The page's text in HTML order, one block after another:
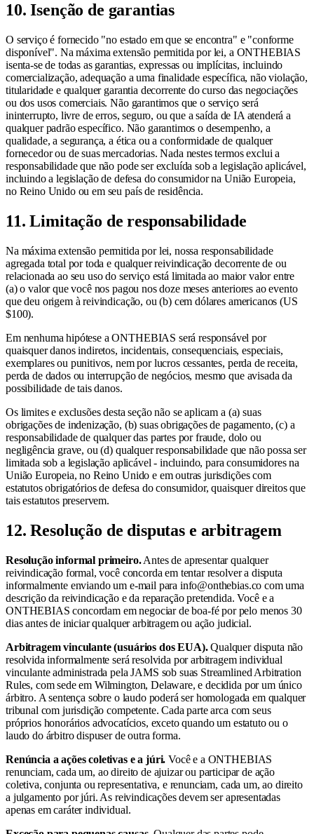
10. Isenção de garantias
O serviço é fornecido "no estado em que se encontra" e "conforme
disponível". Na máxima extensão permitida por lei, a ONTHEBIAS
isenta-se de todas as garantias, expressas ou implícitas, incluindo
comercialização, adequação a uma finalidade específica, não violação,
titularidade e qualquer garantia decorrente do curso das negociações
ou dos usos comerciais. Não garantimos que o serviço será
ininterrupto, livre de erros, seguro, ou que a saída de IA atenderá a
qualquer padrão específico. Não garantimos o desempenho, a
qualidade, a segurança, a ética ou a conformidade de qualquer
fornecedor ou de suas mercadorias. Nada nestes termos exclui a
responsabilidade que não pode ser excluída sob a legislação aplicável,
incluindo a legislação de defesa do consumidor na União Europeia,
no Reino Unido ou em seu país de residência.
11. Limitação de responsabilidade
Na máxima extensão permitida por lei, nossa responsabilidade
agregada total por toda e qualquer reivindicação decorrente de ou
relacionada ao seu uso do serviço está limitada ao maior valor entre
(a) o valor que você nos pagou nos doze meses anteriores ao evento
que deu origem à reivindicação, ou (b) cem dólares americanos (US
$100).
Em nenhuma hipótese a ONTHEBIAS será responsável por
quaisquer danos indiretos, incidentais, consequenciais, especiais,
exemplares ou punitivos, nem por lucros cessantes, perda de receita,
perda de dados ou interrupção de negócios, mesmo que avisada da
possibilidade de tais danos.
Os limites e exclusões desta seção não se aplicam a (a) suas
obrigações de indenização, (b) suas obrigações de pagamento, (c) a
responsabilidade de qualquer das partes por fraude, dolo ou
negligência grave, ou (d) qualquer responsabilidade que não possa ser
limitada sob a legislação aplicável - incluindo, para consumidores na
União Europeia, no Reino Unido e em outras jurisdições com
estatutos obrigatórios de defesa do consumidor, quaisquer direitos que
tais estatutos preservem.
12. Resolução de disputas e arbitragem
Resolução informal primeiro.Antes de apresentar qualquer
reivindicação formal, você concorda em tentar resolver a disputa
informalmente enviando um e-mail para info@onthebias.co com uma
descrição da reivindicação e da reparação pretendida. Você e a
ONTHEBIAS concordam em negociar de boa-fé por pelo menos 30
dias antes de iniciar qualquer arbitragem ou ação judicial.
Arbitragem vinculante (usuários dos EUA).Qualquer disputa não
resolvida informalmente será resolvida por arbitragem individual
vinculante administrada pela JAMS sob suas Streamlined Arbitration
Rules, com sede em Wilmington, Delaware, e decidida por um único
árbitro. A sentença sobre o laudo poderá ser homologada em qualquer
tribunal com jurisdição competente. Cada parte arca com seus
próprios honorários advocatícios, exceto quando um estatuto ou o
laudo do árbitro dispuser de outra forma.
Renúncia a ações coletivas e a júri. Você e a ONTHEBIAS
renunciam, cada um, ao direito de ajuizar ou participar de ação
coletiva, conjunta ou representativa, e renunciam, cada um, ao direito
a julgamento por júri. As reivindicações devem ser apresentadas
apenas em caráter individual.